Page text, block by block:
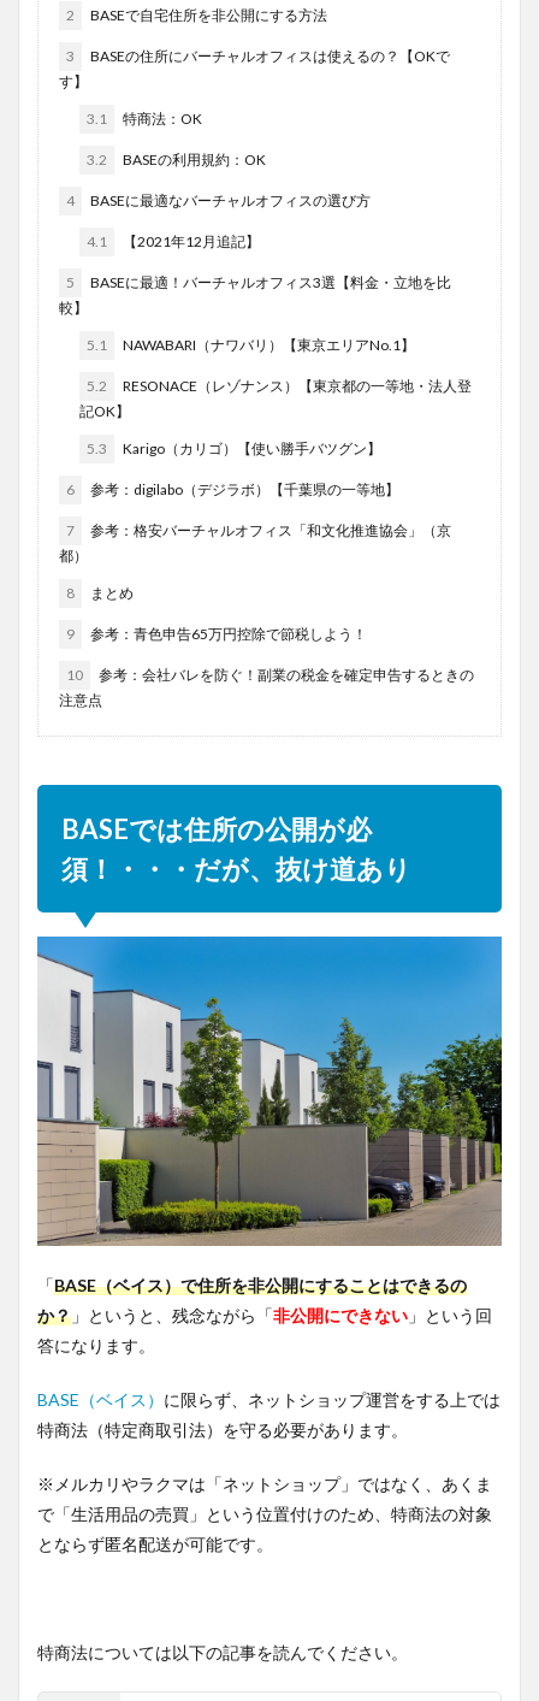
2 BASEで自宅住所を非公開にする方法
3
BASEの住所にバーチャルオフィスは使えるの？【OKで
す】
3.1 特商法：OK
3.2 BASEの利用規約：OK
4 BASEに最適なバーチャルオフィスの選び方
4.1 【2021年12月追記】
5
BASEに最適！バーチャルオフィス3選【料金・立地を比
較】
5.1 NAWABARI（ナワバリ）【東京エリアNo.1】
5.2
RESONACE（レゾナンス）【東京都の一等地・法人登
記OK】
5.3 Karigo（カリゴ）【使い勝手バツグン】
6 参考：digilabo（デジラボ）【千葉県の一等地】
7
参考：格安バーチャルオフィス「和文化推進協会」（京
都）
8 まとめ
9 参考：青色申告65万円控除で節税しよう！
10
参考：会社バレを防ぐ！副業の税金を確定申告するときの
注意点
BASEでは住所の公開が必
須！・・・だが、抜け道あり
「BASE（ベイス）で住所を非公開にすることはできるの
か？ 」というと、残念ながら「非公開にできない 」という回
答になります。
BASE（ベイス） に限らず、ネットショップ運営をする上では
特商法（特定商取引法）を守る必要があります。
※メルカリやラクマは「ネットショップ」ではなく、あくま
で「生活用品の売買」という位置付けのため、特商法の対象
とならず匿名配送が可能です。
特商法については以下の記事を読んでください。